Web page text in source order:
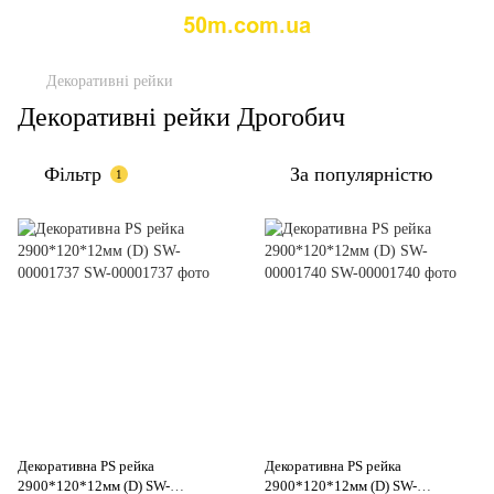
Декоративні рейки
Декоративні рейки Дрогобич
Фільтр 1 За популярністю
Декоративна PS рейка
2900*120*12мм (D) SW-
Декоративна PS рейка
2900*120*12мм (D) SW-